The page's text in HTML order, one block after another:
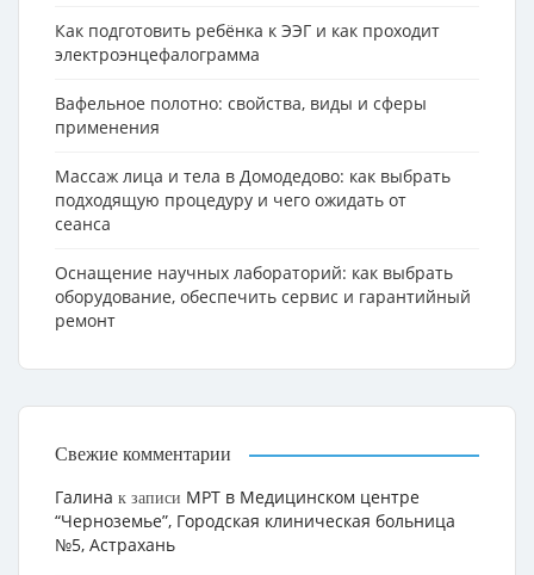
Как подготовить ребёнка к ЭЭГ и как проходит
электроэнцефалограмма
Вафельное полотно: свойства, виды и сферы
применения
Массаж лица и тела в Домодедово: как выбрать
подходящую процедуру и чего ожидать от
сеанса
Оснащение научных лабораторий: как выбрать
оборудование, обеспечить сервис и гарантийный
ремонт
Свежие комментарии
Галина к записи МРТ в Медицинском центре
“Черноземье”, Городская клиническая больница
№5, Астрахань